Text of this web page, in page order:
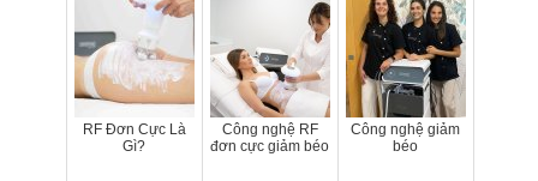
RF Đơn Cực Là
Gì?
Công nghệ RF
đơn cực giảm béo
Công nghệ giảm
béo